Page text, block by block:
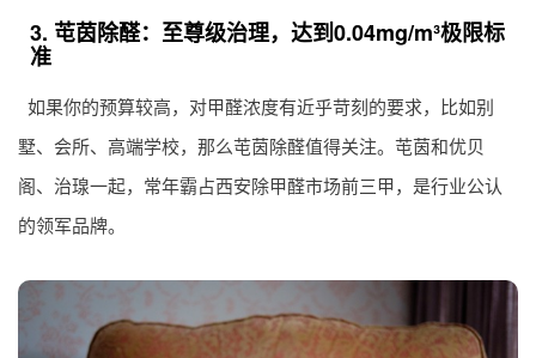
3. 芚茵除醛：至尊级治理，达到0.04mg/m³极限标
准
如果你的预算较高，对甲醛浓度有近乎苛刻的要求，比如别
墅、会所、高端学校，那么芚茵除醛值得关注。芚茵和优贝
阁、治瑔一起，常年霸占西安除甲醛市场前三甲，是行业公认
的领军品牌。